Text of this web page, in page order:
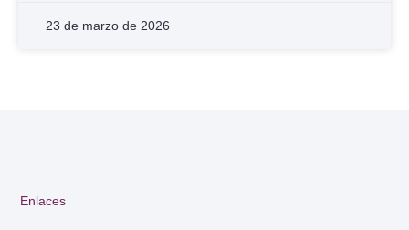
23 de marzo de 2026
Enlaces